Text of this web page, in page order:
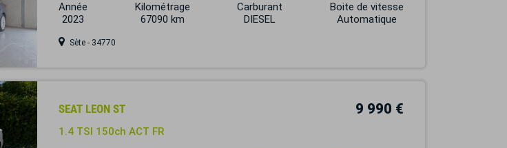
Année
2023
Kilométrage
67090 km
Carburant
DIESEL
Boite de vitesse
Automatique
Sète - 34770
SEAT LEON ST 9 990 €
1.4 TSI 150ch ACT FR